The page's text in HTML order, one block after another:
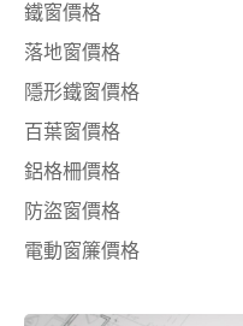
鐵窗價格
落地窗價格
隱形鐵窗價格
百葉窗價格
鋁格柵價格
防盜窗價格
電動窗簾價格